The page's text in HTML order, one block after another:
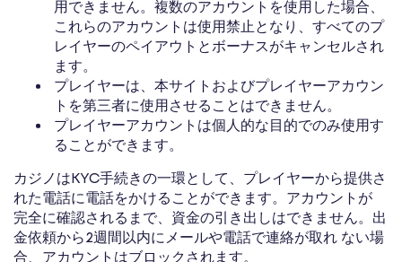
用できません。複数のアカウントを使用した場合、
これらのアカウントは使用禁止となり、すべてのプ
レイヤーのペイアウトとボーナスがキャンセルされ
ます。
プレイヤーは、本サイトおよびプレイヤーアカウン
トを第三者に使用させることはできません。
プレイヤーアカウントは個人的な目的でのみ使用す
ることができます。
カジノはKYC手続きの一環として、プレイヤーから提供さ
れた電話に電話をかけることができます。アカウントが
完全に確認されるまで、資金の引き出しはできません。出
金依頼から2週間以内にメールや電話で連絡が取れ ない場
合、アカウントはブロックされます。